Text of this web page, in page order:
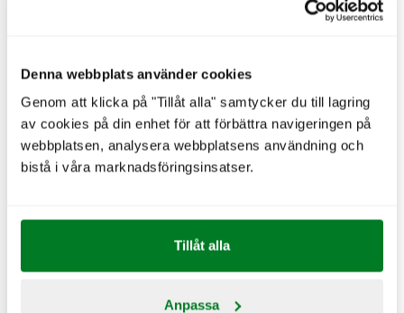
Denna webbplats använder cookies
Genom att klicka på "Tillåt alla" samtycker du till lagring
av cookies på din enhet för att förbättra navigeringen på
webbplatsen, analysera webbplatsens användning och
bistå i våra marknadsföringsinsatser.
Tillåt alla
Anpassa
Mung Bean Burger: 59 kr
Hamburgare: 15 kr
Cheeseburgare: 15 kr
Dubbel Cheeseburgare: 30 kr
Classic '68 Cheese Jr.: 20 kr
Chicken Nuggets-mål 6p: 85 kr